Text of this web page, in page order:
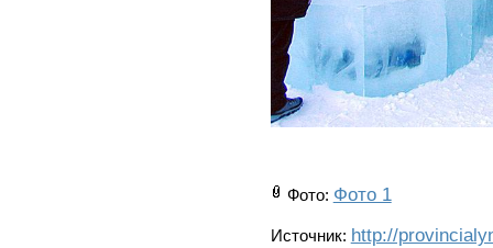
Фото: Фото 1
Источник: http://